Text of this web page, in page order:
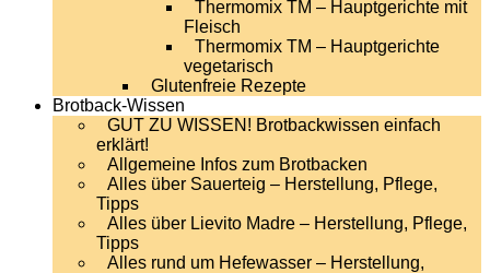
Thermomix TM – Hauptgerichte mit
Fleisch
Thermomix TM – Hauptgerichte
vegetarisch
Glutenfreie Rezepte
Brotback-Wissen
GUT ZU WISSEN! Brotbackwissen einfach
erklärt!
Allgemeine Infos zum Brotbacken
Alles über Sauerteig – Herstellung, Pflege,
Tipps
Alles über Lievito Madre – Herstellung, Pflege,
Tipps
Alles rund um Hefewasser – Herstellung,